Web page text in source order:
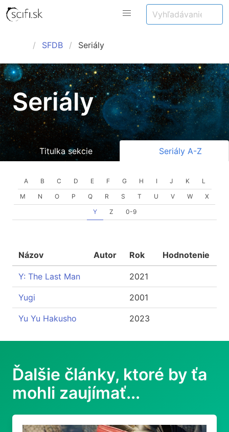
SFDB Seriály
Seriály
Titulka sekcie Seriály A-Z
A B C D E F G H I J K
L
M
N O P Q R S T U V W
X
Y
Z 0-9
Názov Autor Rok Hodnotenie
Y: The Last Man 2021
Yugi 2001
Yu Yu Hakusho 2023
Ďalšie články, ktoré by ťa
mohli zaujímať...